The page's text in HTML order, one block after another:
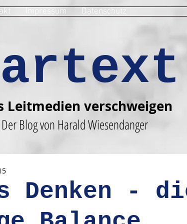
Impressum Datenschutz
Leitmedien verschweigen
Der Blog von Harald Wiesendanger
Denken -